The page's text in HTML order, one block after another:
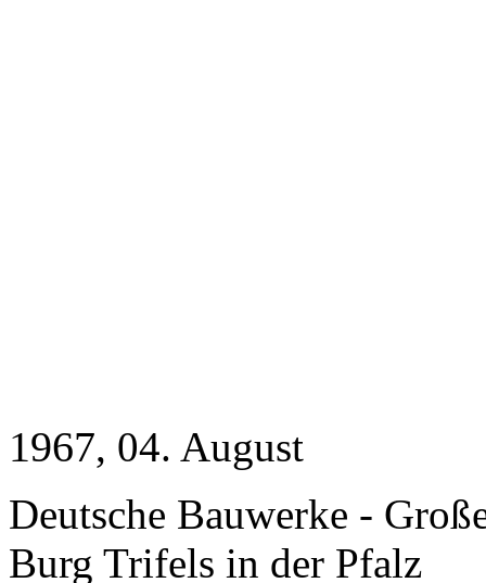
1967, 04. August
Deutsche Bauwerke -
Burg Trifels in der Pfalz